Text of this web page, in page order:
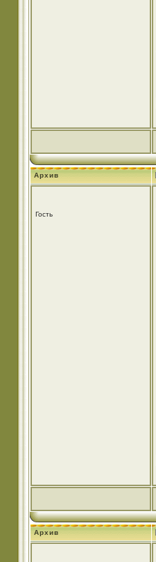
Архив
Гость
Архив